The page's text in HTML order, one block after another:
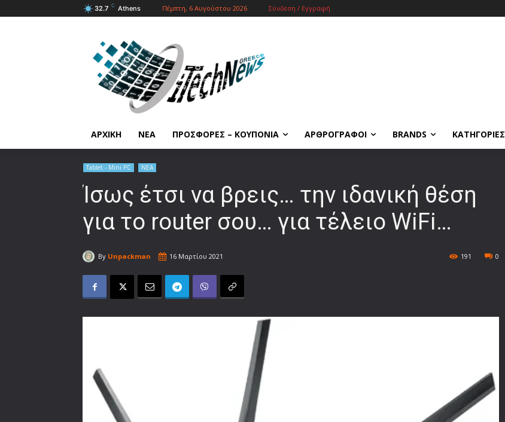
32.7 C Athens Πέμπτη, 6 Αυγούστου 2026 Σύνδεση / Εγγραφή
ΑΡΧΙΚΗ ΝΕΑ ΠΡΟΣΦΟΡΕΣ – ΚΟΥΠΟΝΙΑ ΑΡΘΡΟΓΡΑΦΟΙ BRANDS ΚΑΤΗΓΟΡΙΕΣ
Tablet - Mini PC ΝΕΑ
Ίσως έτσι να βρεις… την ιδανική θέση
για το router σου… για τέλειο WiFi…
By Unpackman 16 Μαρτίου 2021 0
191